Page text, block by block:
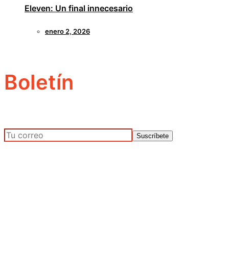
Eleven: Un final innecesario
enero 2, 2026
Boletín